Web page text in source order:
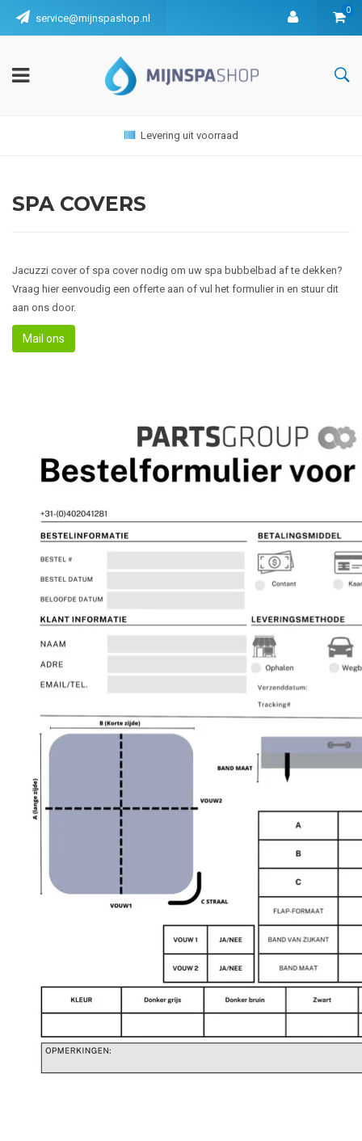
service@mijnspashop.nl
0
Levering uit voorraad
SPA COVERS
Jacuzzi cover of spa cover nodig om uw spa bubbelbad af te dekken?
Vraag hier eenvoudig een offerte aan of vul het formulier in en stuur dit
aan ons door.
Mail ons